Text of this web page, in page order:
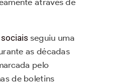
seguiu uma
as décadas
pelo
de boletins